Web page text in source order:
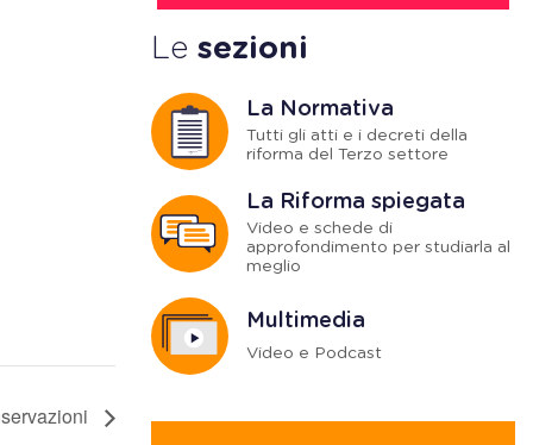
Le sezioni
La Normativa
Tutti gli atti e i decreti della
riforma del Terzo settore
La Riforma spiegata
Video e schede di
approfondimento per studiarla al
meglio
Multimedia
Video e Podcast